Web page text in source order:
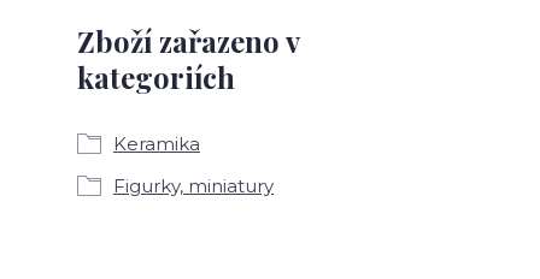
Zboží zařazeno v
kategoriích
Keramika
Figurky, miniatury